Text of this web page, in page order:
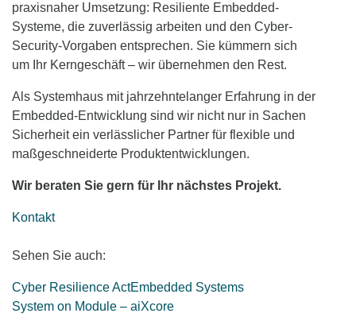
praxisnaher Umsetzung: Resiliente Embedded-
Systeme, die zuverlässig arbeiten und den Cyber-
Security-Vorgaben entsprechen. Sie kümmern sich
um Ihr Kerngeschäft – wir übernehmen den Rest.
Als Systemhaus mit jahrzehntelanger Erfahrung in der
Embedded-Entwicklung sind wir nicht nur in Sachen
Sicherheit ein verlässlicher Partner für flexible und
maßgeschneiderte Produktentwicklungen.
Wir beraten Sie gern für Ihr nächstes Projekt.
Kontakt
Sehen Sie auch:
Cyber Resilience ActEmbedded Systems
System on Module – aiXcore